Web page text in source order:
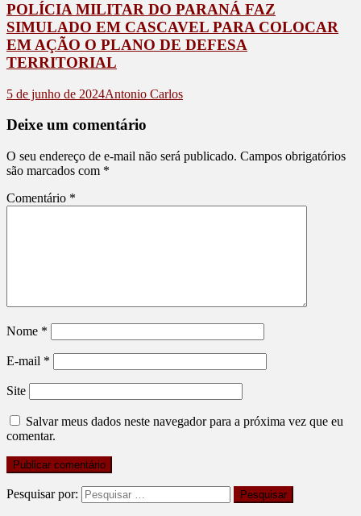
POLÍCIA MILITAR DO PARANÁ FAZ
SIMULADO EM CASCAVEL PARA COLOCAR
EM AÇÃO O PLANO DE DEFESA
TERRITORIAL
5 de junho de 2024Antonio Carlos
Deixe um comentário
O seu endereço de e-mail não será publicado. Campos obrigatórios
são marcados com *
Comentário *
Nome *
E-mail *
Site
Salvar meus dados neste navegador para a próxima vez que eu
comentar.
Pesquisar por: